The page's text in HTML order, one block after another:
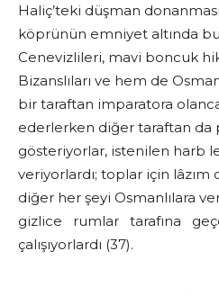
Haliç’teki düşman
köprünün emniyet altında
Cenevizlileri, mavi boncuk
Bizanslıları ve hem de
bir taraftan imparatora
ederlerken diğer taraftan da
gösteriyorlar, istenilen harb
veriyorlardı; toplar için lâzım
diğer her şeyi Osmanlılara
gizlice rumlar tarafına
çalışıyorlardı (37).